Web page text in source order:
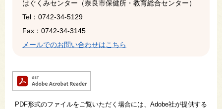
はぐくみセンター（奈良市保健所・教育総合センター）
Tel：0742-34-5129
Fax：0742-34-3145
メールでのお問い合わせはこちら
PDF形式のファイルをご覧いただく場合には、Adobe社が提供する